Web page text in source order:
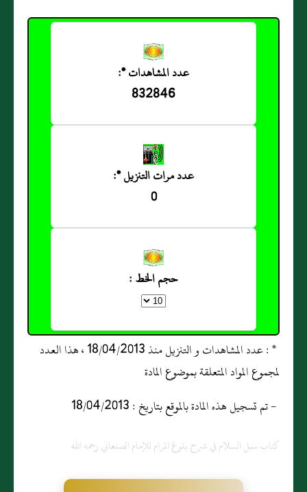
عدد المشاهدات *:
832846
عدد مرات التنزيل *:
0
حجم الخط :
* : عدد المشاهدات و التنزيل منذ 18/04/2013 ، هذا العدد
لمجموع المواد المتعلقة بموضوع المادة
- تم تسجيل هذه المادة بالموقع بتاريخ : 18/04/2013
كتاب سبل السلام في شرح بلوغ المرام للإمام الصنعاني رحمه الله